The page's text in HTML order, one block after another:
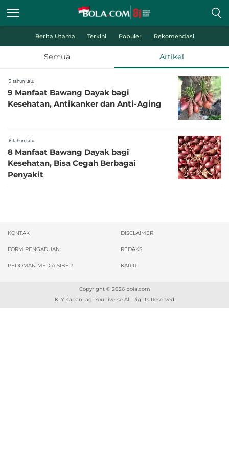
Berita Utama Terkini Populer Rekomendasi
Semua Artikel
3 tahun lalu
9 Manfaat Bawang Dayak bagi
Kesehatan, Antikanker dan Anti-Aging
6 tahun lalu
8 Manfaat Bawang Dayak bagi
Kesehatan, Bisa Cegah Berbagai
Penyakit
KONTAK DISCLAIMER
FORM PENGADUAN REDAKSI
PEDOMAN MEDIA SIBER KARIR
Copyright © 2026 bola.com
KLY KapanLagi Youniverse All Rights Reserved